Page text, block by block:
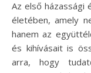
Az első házassági évforduló különleges mérföldkő egy pár
életében, amely
hanem az
és kihívásait is
arra, hogy